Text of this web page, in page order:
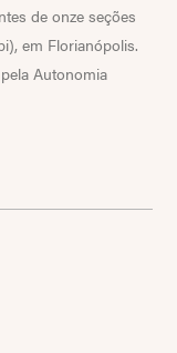
de onze seções
em Florianópolis.
Autonomia